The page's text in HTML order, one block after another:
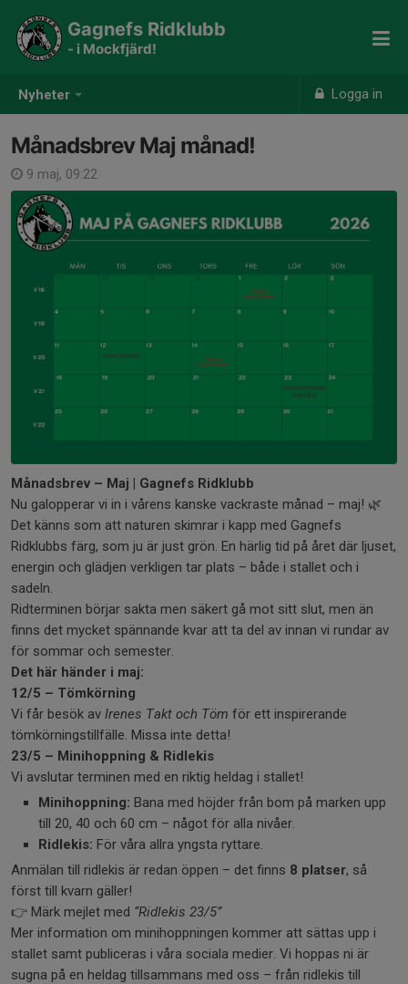
Nyheter Logga in
Gagnefs Ridklubb
- i Mockfjärd!
Månadsbrev Maj månad!
9 maj, 09:22
Månadsbrev – Maj | Gagnefs Ridklubb
Nu galopperar vi in i vårens kanske vackraste månad – maj! 🌿
Det känns som att naturen skimrar i kapp med Gagnefs
Ridklubbs färg, som ju är just grön. En härlig tid på året där ljuset,
energin och glädjen verkligen tar plats – både i stallet och i
sadeln.
Ridterminen börjar sakta men säkert gå mot sitt slut, men än
finns det mycket spännande kvar att ta del av innan vi rundar av
för sommar och semester.
Det här händer i maj:
12/5 – Tömkörning
Vi får besök av Irenes Takt och Töm för ett inspirerande
tömkörningstillfälle. Missa inte detta!
23/5 – Minihoppning & Ridlekis
Vi avslutar terminen med en riktig heldag i stallet!
Minihoppning: Bana med höjder från bom på marken upp
till 20, 40 och 60 cm – något för alla nivåer.
Ridlekis: För våra allra yngsta ryttare.
Anmälan till ridlekis är redan öppen – det finns 8 platser, så
först till kvarn gäller!
👉 Märk mejlet med “Ridlekis 23/5”
Mer information om minihoppningen kommer att sättas upp i
stallet samt publiceras i våra sociala medier. Vi hoppas ni är
sugna på en heldag tillsammans med oss – från ridlekis till